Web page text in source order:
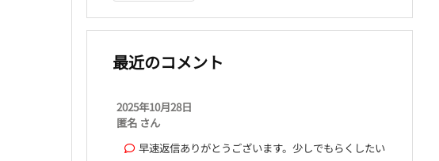
最近のコメント
2025年10月28日
匿名 さん
早速返信ありがとうございます。少しでもらくしたい